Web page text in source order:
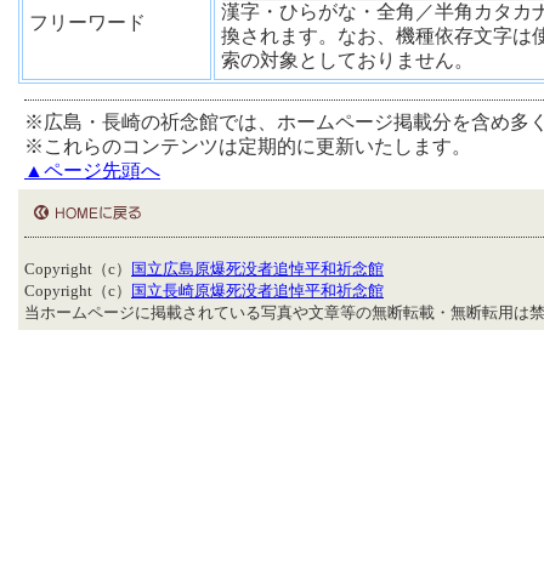
フリーワード
漢字・ひらがな・全角／半角カタカ
換されます。なお、機種依存文字は
索の対象としておりません。
※広島・長崎の祈念館では、ホームページ掲載分を含め多
※これらのコンテンツは定期的に更新いたします。
▲ページ先頭へ
Copyright（c）
国立広島原爆死没者追悼平和祈念館
Copyright（c）
国立長崎原爆死没者追悼平和祈念館
当ホームページに掲載されている写真や文章等の無断転載・無断転用は